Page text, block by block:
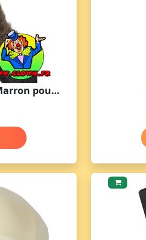
Gants de Monstre Poilu Marron pour Halloween